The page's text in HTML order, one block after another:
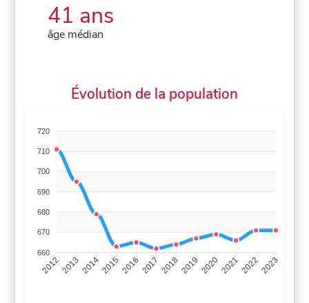
41 ans
âge médian
Évolution de la population
720
710
700
690
680
670
660
201220132014201520162017 20182019 2020202120222023